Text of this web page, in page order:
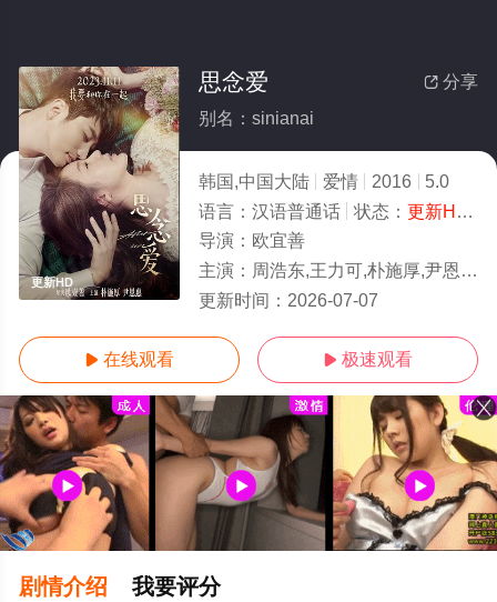
更新HD
 分享
思念爱
别名：sinianai
韩国,中国大陆 爱情 2016
5.0
语言： 汉语普通话 状态： 更新HD/高清
导演： 欧宜善
主演： 周浩东,王力可,朴施厚,尹恩惠,曹炳琨,金志珉,柳俊
更新时间： 2026-07-07
 在线观看  极速观看
剧情介绍 我要评分